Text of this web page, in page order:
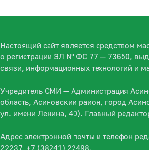
Настоящий сайт является средством
о регистрации ЭЛ № ФС 77 — 73650,
связи, информационных технологий и
Учредитель СМИ — Администрация
область, Асиновский район, город
ул. имени Ленина, 40). Главный
Адрес электронной почты и телефон
22237, +7 (38241) 22498.